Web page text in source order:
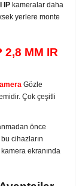
IP kameralar daha
yerlere monte
2,8 MM IR
Gözle
Çok çeşitli
önce
cihazların
ekranında